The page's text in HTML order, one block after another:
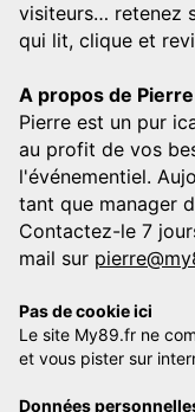
visiteurs… retenez
qui lit, clique et
A propos de
Pierre est un pur
au profit de vos
l'événementiel.
tant que manager
Contactez-le 7
mail sur
Pas de cookie ici
Le site My89.fr ne
et vous pister sur
Données